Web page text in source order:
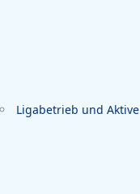
Ligabetrieb und Aktive